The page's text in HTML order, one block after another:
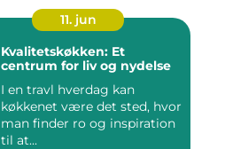
11. jun
Kvalitetskøkken: Et
centrum for liv og nydelse
I en travl hverdag kan
køkkenet være det sted, hvor
man finder ro og inspiration
til at...